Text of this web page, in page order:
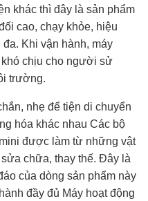
khác thì đây là sản phẩm
cao, chạy khỏe, hiệu
Khi vận hành, máy
khó chịu cho người sử
trường.
nhẹ để tiện di chuyển
hóa khác nhau Các bộ
được làm từ những vật
chữa, thay thế. Đây là
của dòng sản phẩm này
đầy đủ Máy hoạt động